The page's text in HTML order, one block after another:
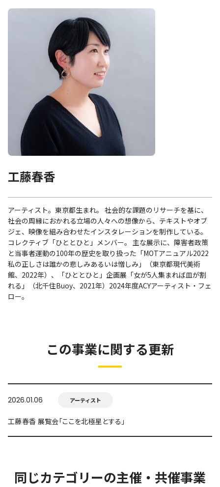
工藤春香
アーティスト。東京都生まれ。 社会的な課題のリサーチを基に、
社会の周縁におかれる立場の人々への想像から、テキストやオブ
ジェ、映像を組み合わせたインスタレーションを制作している。
コレクティブ「ひととひと」メンバー。 主な展示に、障害者政策
と当事者運動の100年の歴史を取り扱った「MOTアニュアル2022
私の正しさは誰かの悲しみあるいは憎しみ」（東京都現代美術
館、2022年）、「ひととひと」企画展「女が5人集まれば皿が割
れる」（北千住Buoy、2021年）2024年度ACYアーティスト・フェ
ロー。
この事業に関する更新
2026.01.06 アーティスト
工藤春香 展覧会「ここを北極星とする」
同じカテゴリーの主催・共催事業